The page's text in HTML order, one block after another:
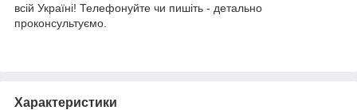
всій Україні! Телефонуйте чи пишіть - детально
проконсультуємо.
Характеристики